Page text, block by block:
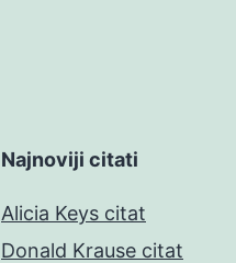
Najnoviji citati
Alicia Keys citat
Donald Krause citat